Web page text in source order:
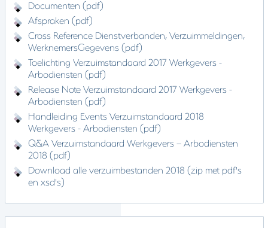
Documenten (pdf)
Afspraken (pdf)
Cross Reference Dienstverbanden, Verzuimmeldingen,
WerknemersGegevens (pdf)
Toelichting Verzuimstandaard 2017 Werkgevers -
Arbodiensten (pdf)
Release Note Verzuimstandaard 2017 Werkgevers -
Arbodiensten (pdf)
Handleiding Events Verzuimstandaard 2018
Werkgevers - Arbodiensten (pdf)
Q&A Verzuimstandaard Werkgevers – Arbodiensten
2018 (pdf)
Download alle verzuimbestanden 2018 (zip met pdf's
en xsd's)